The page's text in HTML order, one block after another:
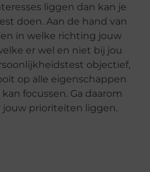
liggen dan kan je
doen. Aan de hand van
in welke richting jouw
er wel en niet bij jou
objectief,
op alle eigenschappen
focussen. Ga daarom
jouw prioriteiten liggen.